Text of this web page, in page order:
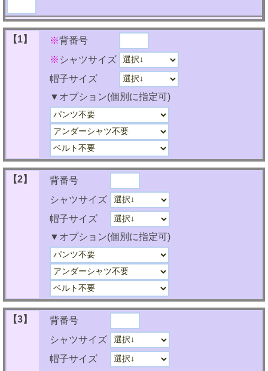
【1】 ※背番号
※ シャツサイズ
帽子サイズ
▼オプション(個別に指定可)
【2】
背番号
シャツサイズ
帽子サイズ
▼オプション(個別に指定可)
【3】
背番号
シャツサイズ
帽子サイズ